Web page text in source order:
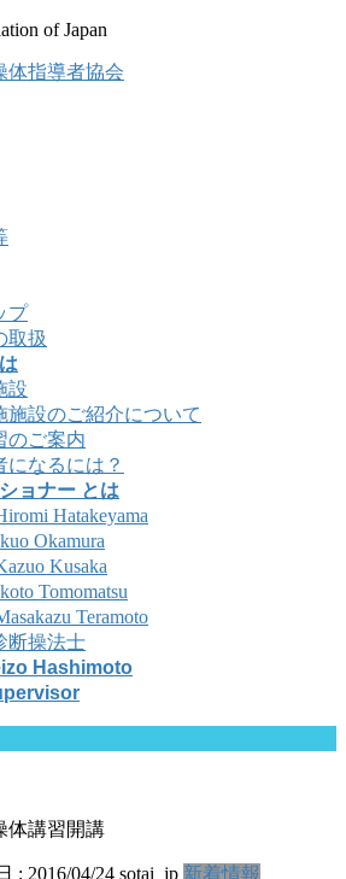
of Japan
プ
取扱
設
施設のご紹介について
のご案内
になるには？
ョナー とは
Hatakeyama
Okamura
Kusaka
Tomomatsu
Teramoto
断操法士
Hashimoto
体講習開講
: 2016/04/24 sotai_jp 新着情報